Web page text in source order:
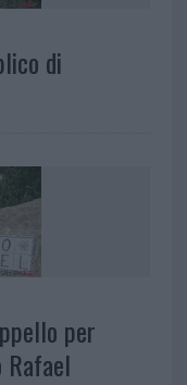
di
per